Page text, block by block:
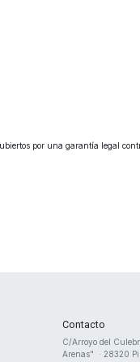
por una garantía legal
Contacto
​C/Arroyo del
Arenas" · 28320